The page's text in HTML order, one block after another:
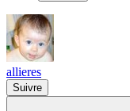
allieres
Suivre